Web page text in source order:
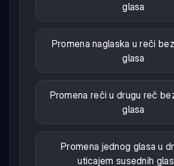
glasa
Promena naglaska u reči
glasa
Promena reči u drugu reč
glasa
Promena jednog glasa u
uticajem susednih